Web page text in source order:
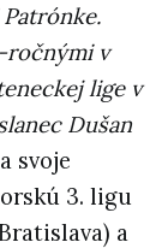
ročnými v
lige v
Dušan
svoje
3. ligu
a